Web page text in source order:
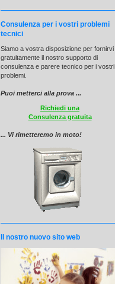
Consulenza per i vostri problemi
tecnici
Siamo a vostra disposizione per fornirvi
gratuitamente il nostro supporto di
consulenza e parere tecnico per i vostri
problemi.
Puoi metterci alla prova ...
Richiedi una
Consulenza gratuita
... Vi rimetteremo in moto!
Il nostro nuovo sito web